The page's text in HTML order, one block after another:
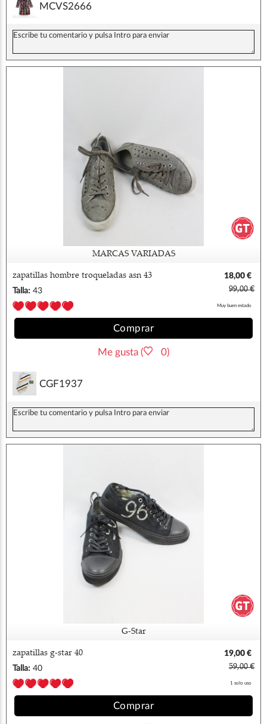
MCVS2666
MARCAS VARIADAS
zapatillas hombre troqueladas asn 43
18,00 €
Talla: 43 99,00 €
Muy buen estado
Comprar
Me gusta ( 0)
CGF1937
G-Star
zapatillas g-star 40
19,00 €
Talla: 40 59,00 €
1 solo uso
Comprar